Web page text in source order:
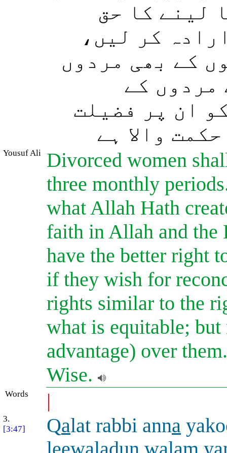
لینے کا حق
کر لیں،
کے بھی مردوں
مردوں کے
ان پر فضیلت
والا ہے
Yousuf Ali
Divorced women
three monthly
what Allah Hath
faith in Allah and the
have the better right
if they wish for
rights similar to the
what is equitable; but
advantage) over
Wise.
Words |
3.
[3:47]
Qalat rabbi anna